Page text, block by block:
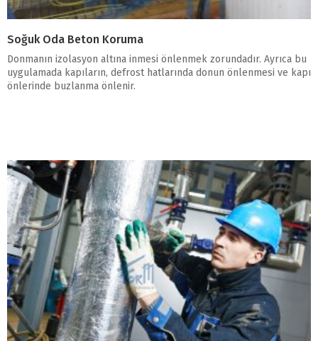
Soğuk Oda Beton Koruma
Donmanın izolasyon altına inmesi önlenmek zorundadır. Ayrıca bu
uygulamada kapıların, defrost hatlarında donun önlenmesi ve kapı
önlerinde buzlanma önlenir.